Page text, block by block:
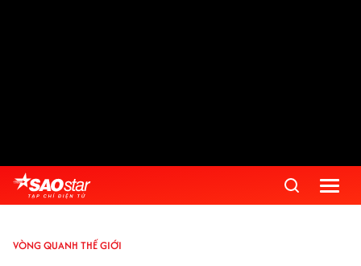
VÒNG QUANH THẾ GIỚI